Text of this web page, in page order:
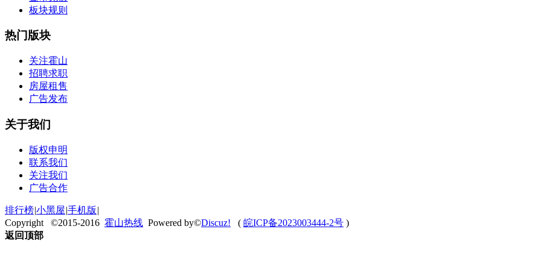
板块规则
热门版块
关注霍山
招聘求职
房屋租售
广告发布
关于我们
版权申明
联系我们
关注我们
广告合作
排行榜|小黑屋|手机版 |
Copyright ©2015-2016 霍山热线 Powered by©Discuz! ( 皖ICP备2023003444-2号 )
返回顶部